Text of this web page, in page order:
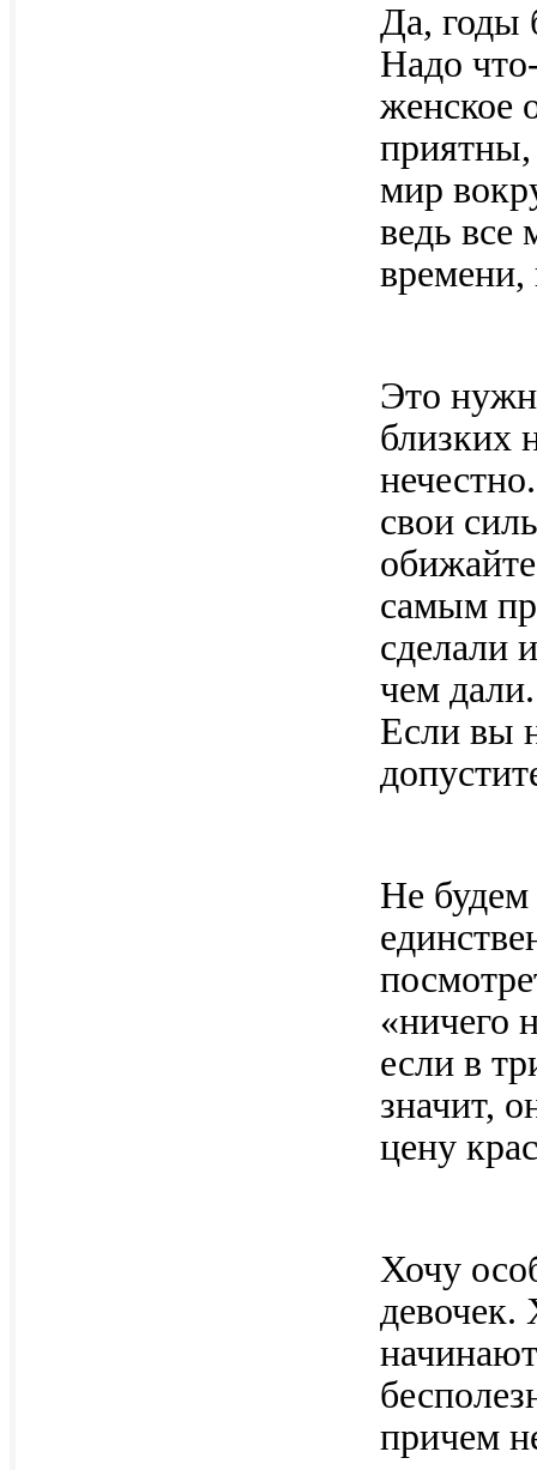
Да, годы
Надо
женское
мир
ведь
Это
близких
свои
самым
сделали
чем
Если вы
Не будем
«ничего
если в
значит,
цену
Хочу
девочек.
причем